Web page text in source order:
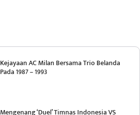
Kejayaan AC Milan Bersama Trio Belanda
Pada 1987 – 1993
Mengenang ‘Duel’ Timnas Indonesia VS